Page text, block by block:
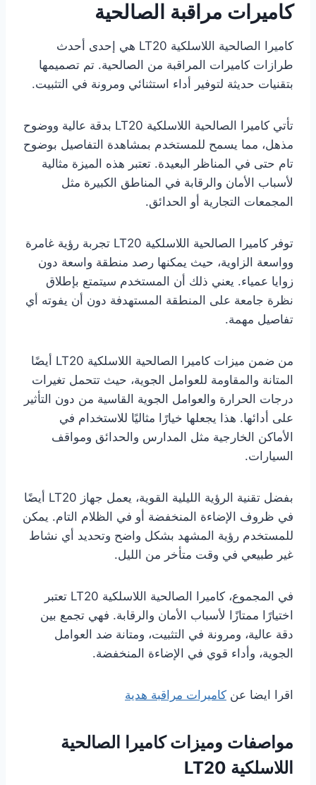
كاميرات مراقبة الصالحية
كاميرا الصالحية اللاسلكية LT20 هي إحدى أحدث
طرازات كاميرات المراقبة من الصالحية. تم تصميمها
بتقنيات حديثة لتوفير أداء استثنائي ومرونة في التثبيت.
تأتي كاميرا الصالحية اللاسلكية LT20 بدقة عالية ووضوح
مذهل، مما يسمح للمستخدم بمشاهدة التفاصيل بوضوح
تام حتى في المناظر البعيدة. تعتبر هذه الميزة مثالية
لأسباب الأمان والرقابة في المناطق الكبيرة مثل
المجمعات التجارية أو الحدائق.
توفر كاميرا الصالحية اللاسلكية LT20 تجربة رؤية غامرة
وواسعة الزاوية، حيث يمكنها رصد منطقة واسعة دون
زوايا عمياء. يعني ذلك أن المستخدم سيتمتع بإطلاق
نظرة جامعة على المنطقة المستهدفة دون أن يفوته أي
تفاصيل مهمة.
من ضمن ميزات كاميرا الصالحية اللاسلكية LT20 أيضًا
المتانة والمقاومة للعوامل الجوية، حيث تتحمل تغيرات
درجات الحرارة والعوامل الجوية القاسية من دون التأثير
على أدائها. هذا يجعلها خيارًا مثاليًا للاستخدام في
الأماكن الخارجية مثل المدارس والحدائق ومواقف
السيارات.
بفضل تقنية الرؤية الليلية القوية، يعمل جهاز LT20 أيضًا
في ظروف الإضاءة المنخفضة أو في الظلام التام. يمكن
للمستخدم رؤية المشهد بشكل واضح وتحديد أي نشاط
غير طبيعي في وقت متأخر من الليل.
في المجموع، كاميرا الصالحية اللاسلكية LT20 تعتبر
اختيارًا ممتازًا لأسباب الأمان والرقابة. فهي تجمع بين
دقة عالية، ومرونة في التثبيت، ومتانة ضد العوامل
الجوية، وأداء قوي في الإضاءة المنخفضة.
اقرا ايضا عن كاميرات مراقبة هدية
مواصفات وميزات كاميرا الصالحية
اللاسلكية LT20